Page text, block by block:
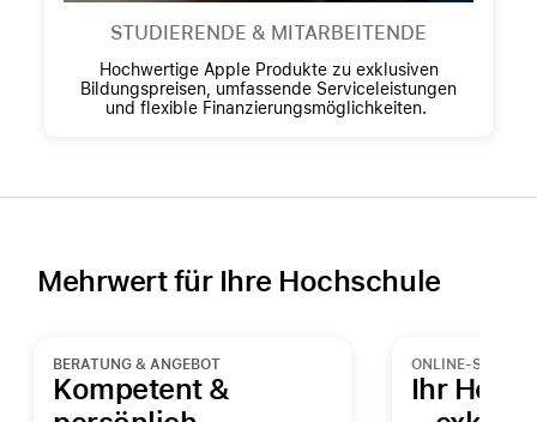
STUDIERENDE & MITARBEITENDE
Hochwertige Apple Produkte zu exklusiven
Bildungspreisen, umfassende Serviceleistungen
und flexible Finanzierungsmöglichkeiten.
Mehrwert für Ihre Hochschule
BERATUNG & ANGEBOT
Kompetent &
ONLINE-SHOP
Ihr